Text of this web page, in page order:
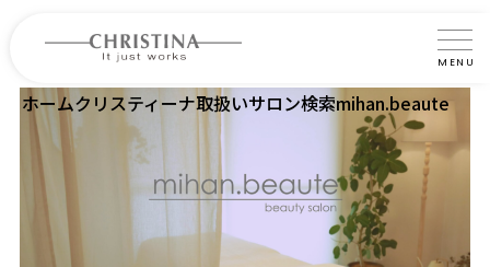
MENU
クリスティーナについて
製品について
製品の使い方
サロントリートメント
ホームクリスティーナ取扱いサロン検索mihan.beaute